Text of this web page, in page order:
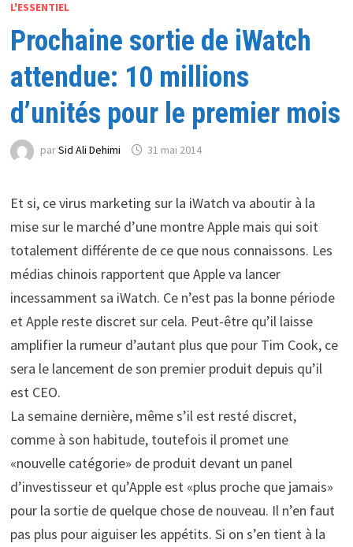
L'ESSENTIEL
Prochaine sortie de iWatch
attendue: 10 millions
d’unités pour le premier mois
parSid Ali Dehimi 31 mai 2014
Et si, ce virus marketing sur la iWatch va aboutir à la
mise sur le marché d’une montre Apple mais qui soit
totalement différente de ce que nous connaissons. Les
médias chinois rapportent que Apple va lancer
incessamment sa iWatch. Ce n’est pas la bonne période
et Apple reste discret sur cela. Peut-être qu’il laisse
amplifier la rumeur d’autant plus que pour Tim Cook, ce
sera le lancement de son premier produit depuis qu’il
est CEO.
La semaine dernière, même s’il est resté discret,
comme à son habitude, toutefois il promet une
«nouvelle catégorie» de produit devant un panel
d’investisseur et qu’Apple est «plus proche que jamais»
pour la sortie de quelque chose de nouveau. Il n’en faut
pas plus pour aiguiser les appétits. Si on s’en tient à la